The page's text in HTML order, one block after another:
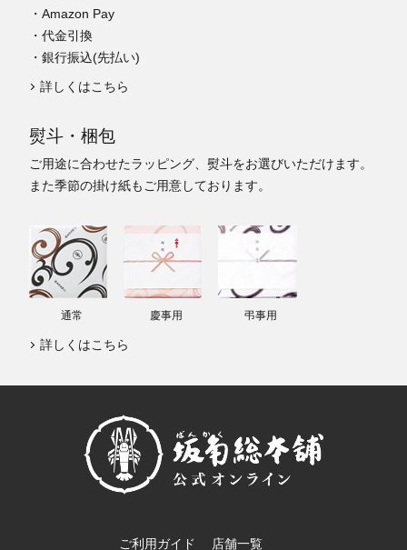
・Amazon Pay
・代金引換
・銀行振込(先払い)
詳しくはこちら
熨斗・梱包
ご用途に合わせたラッピング、熨斗をお選びいただけます。
また季節の掛け紙もご用意しております。
通常 慶事用 弔事用
詳しくはこちら
ご利用ガイド 店舗一覧